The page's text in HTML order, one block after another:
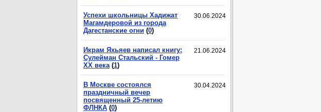
30.06.2024
Успехи школьницы Хадижат
Магамдеровой из города
Дагестанские огни (0)
21.06.2024
Икрам Яхьяев написал книгу:
Сулейман Стальский - Гомер
XX века (1)
30.04.2024
В Москве состоялся
праздничный вечер
посвященный 25-летию
ФЛНКА (0)